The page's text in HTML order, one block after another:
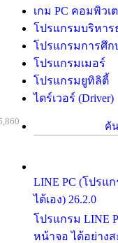
เกม PC คอมพิวเ
โปรแกรมบริหาร
โปรแกรมการศึก
โปรแกรมเมอร์
โปรแกรมยูทิลิตี้
ไดร์เวอร์ (Driver)
ค้
LINE PC (โปรแ
ได้เอง) 26.2.0
โปรแกรม LINE
หน้าจอ ได้อย่าง